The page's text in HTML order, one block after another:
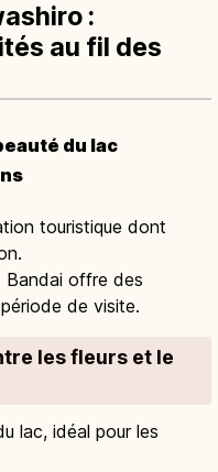
:
au fil des
du lac
touristique dont
Bandai offre des
de visite.
les fleurs et le
lac, idéal pour les